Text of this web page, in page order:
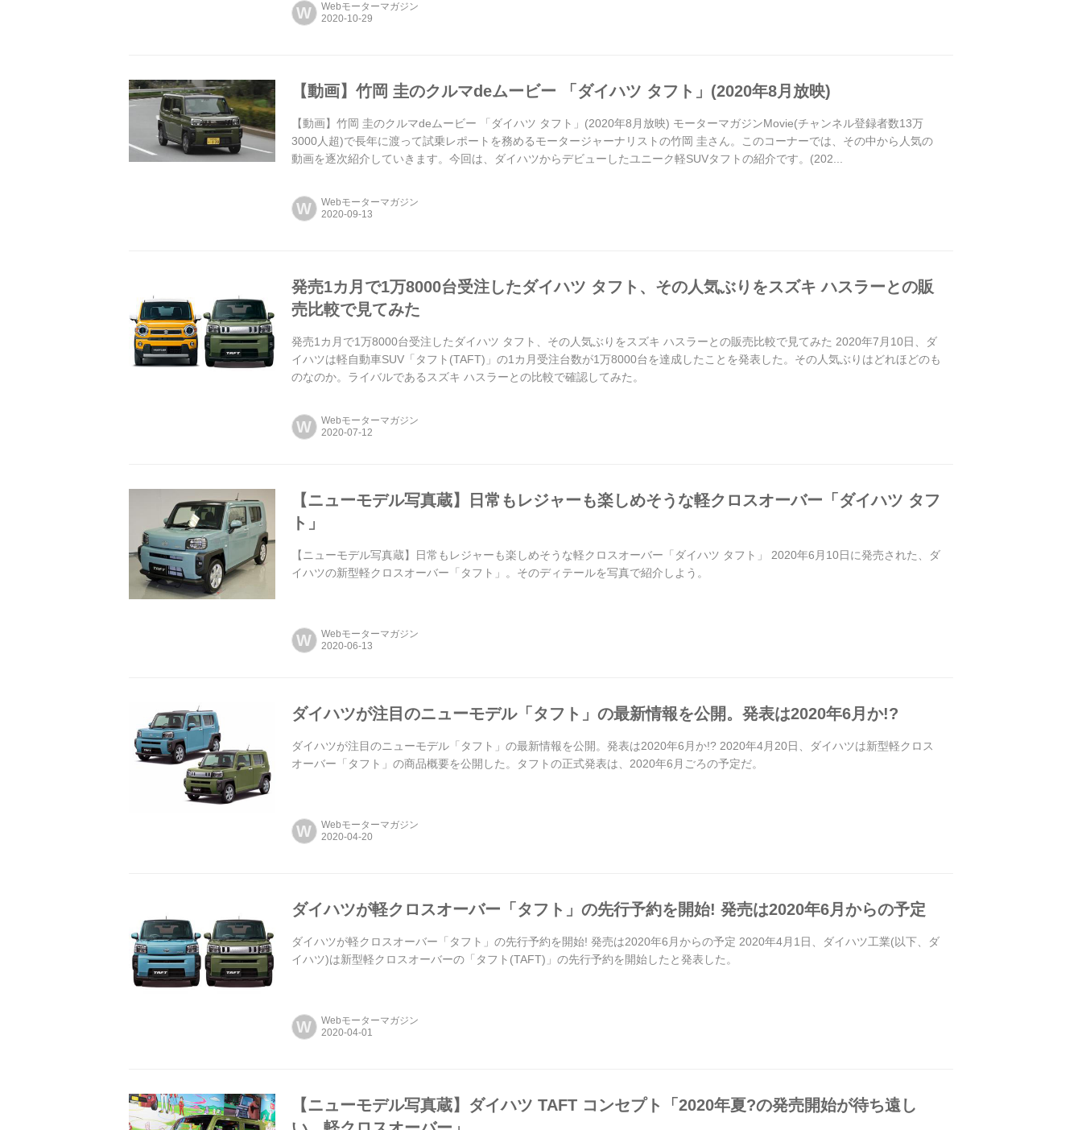
W Webモーターマガジン
【動画】竹岡 圭のクルマdeムービー 「ダイハツ タフト」(2020年8月放映)
【動画】竹岡 圭のクルマdeムービー 「ダイハツ タフト」(2020年8月放映) モーターマガジンMovie(チャンネル登録者数13万
3000人超)で長年に渡って試乗レポートを務めるモータージャーナリストの竹岡 圭さん。このコーナーでは、その中から人気の
動画を逐次紹介していきます。今回は、ダイハツからデビューしたユニーク軽SUVタフトの紹介です。(202...
W Webモーターマガジン
発売1カ月で1万8000台受注したダイハツ タフト、その人気ぶりをスズキ ハスラーとの販
売比較で見てみた
発売1カ月で1万8000台受注したダイハツ タフト、その人気ぶりをスズキ ハスラーとの販売比較で見てみた 2020年7月10日、ダ
イハツは軽自動車SUV「タフト(TAFT)」の1カ月受注台数が1万8000台を達成したことを発表した。その人気ぶりはどれほどのも
のなのか。ライバルであるスズキ ハスラーとの比較で確認してみた。
W Webモーターマガジン
【ニューモデル写真蔵】日常もレジャーも楽しめそうな軽クロスオーバー「ダイハツ タフ
ト」
【ニューモデル写真蔵】日常もレジャーも楽しめそうな軽クロスオーバー「ダイハツ タフト」 2020年6月10日に発売された、ダ
イハツの新型軽クロスオーバー「タフト」。そのディテールを写真で紹介しよう。
W Webモーターマガジン
ダイハツが注目のニューモデル「タフト」の最新情報を公開。発表は2020年6月か!?
ダイハツが注目のニューモデル「タフト」の最新情報を公開。発表は2020年6月か!? 2020年4月20日、ダイハツは新型軽クロス
オーバー「タフト」の商品概要を公開した。タフトの正式発表は、2020年6月ごろの予定だ。
W Webモーターマガジン
ダイハツが軽クロスオーバー「タフト」の先行予約を開始! 発売は2020年6月からの予定
ダイハツが軽クロスオーバー「タフト」の先行予約を開始! 発売は2020年6月からの予定 2020年4月1日、ダイハツ工業(以下、ダ
イハツ)は新型軽クロスオーバーの「タフト(TAFT)」の先行予約を開始したと発表した。
W Webモーターマガジン
【ニューモデル写真蔵】ダイハツ TAFT コンセプト「2020年夏?の発売開始が待ち遠し